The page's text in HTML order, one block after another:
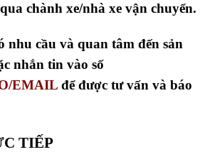
chành xe/nhà xe vận chuyển.
nhu cầu và quan tâm đến sản
nhắn tin vào số
EMAIL để được tư vấn và báo
TIẾP